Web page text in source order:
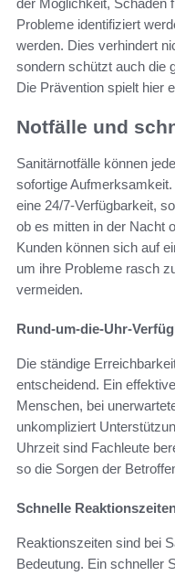
Probleme identifiziert
werden. Dies verhindert
sondern schützt auch die
Die Prävention spielt hier
Notfälle und
Sanitärnotfälle können
sofortige
eine 24/7-Verfügbarkeit,
ob es mitten in der Nacht
Kunden können sich auf
um ihre Probleme rasch
vermeiden.
Rund-um-die-Uhr-
Die ständige
entscheidend. Ein
Menschen, bei
unkompliziert
Uhrzeit sind Fachleute
so die Sorgen der
Schnelle
Reaktionszeiten sind bei
Bedeutung. Ein schneller